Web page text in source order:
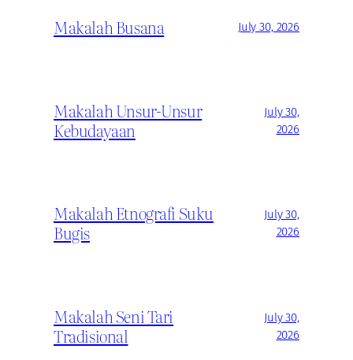
Makalah Busana July 30, 2026
Makalah Unsur-Unsur
Kebudayaan
July 30,
2026
Makalah Etnografi Suku
Bugis
July 30,
2026
Makalah Seni Tari
Tradisional
July 30,
2026